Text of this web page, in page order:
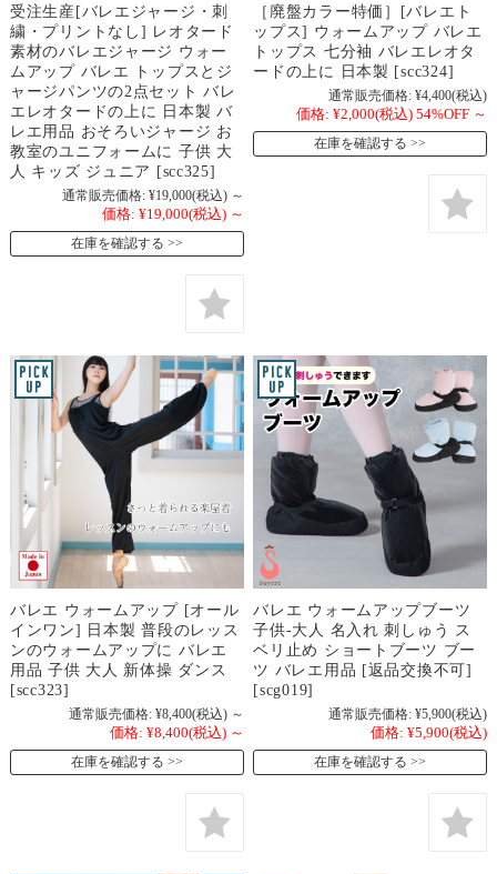
受注生産[バレエジャージ・刺
繍・プリントなし] レオタード
素材のバレエジャージ ウォー
ムアップ バレエ トップスとジ
ャージパンツの2点セット バレ
エレオタードの上に 日本製 バ
レエ用品 おそろいジャージ お
教室のユニフォームに 子供 大
人 キッズ ジュニア [scc325]
通常販売価格: ¥19,000(税込) ～
価格: ¥19,000(税込) ～
在庫を確認する
［廃盤カラー特価］[バレエト
ップス] ウォームアップ バレエ
トップス 七分袖 バレエレオタ
ードの上に 日本製 [scc324]
通常販売価格: ¥4,400(税込)
価格: ¥2,000(税込) 54%OFF ～
在庫を確認する
バレエ ウォームアップ [オール
インワン] 日本製 普段のレッス
ンのウォームアップに バレエ
用品 子供 大人 新体操 ダンス
[scc323]
通常販売価格: ¥8,400(税込) ～
価格: ¥8,400(税込) ～
在庫を確認する
バレエ ウォームアップブーツ
子供-大人 名入れ 刺しゅう ス
ベリ止め ショートブーツ ブー
ツ バレエ用品 [返品交換不可]
[scg019]
通常販売価格: ¥5,900(税込)
価格: ¥5,900(税込)
在庫を確認する